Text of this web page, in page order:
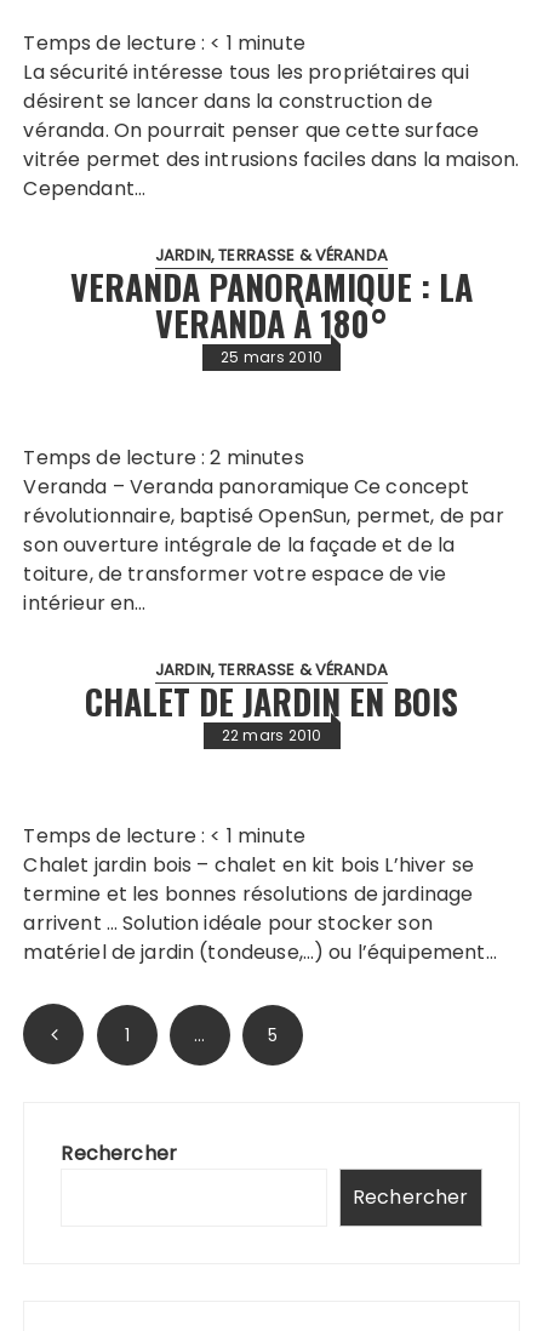
Temps de lecture : < 1 minute
La sécurité intéresse tous les propriétaires qui
désirent se lancer dans la construction de
véranda. On pourrait penser que cette surface
vitrée permet des intrusions faciles dans la maison.
Cependant…
JARDIN, TERRASSE & VÉRANDA
VERANDA PANORAMIQUE : LA
VERANDA À 180°
25 mars 2010
Temps de lecture :2 minutes
Veranda – Veranda panoramique Ce concept
révolutionnaire, baptisé OpenSun, permet, de par
son ouverture intégrale de la façade et de la
toiture, de transformer votre espace de vie
intérieur en…
JARDIN, TERRASSE & VÉRANDA
CHALET DE JARDIN EN BOIS
22 mars 2010
Temps de lecture : < 1 minute
Chalet jardin bois – chalet en kit bois L’hiver se
termine et les bonnes résolutions de jardinage
arrivent … Solution idéale pour stocker son
matériel de jardin (tondeuse,…) ou l’équipement…
Pagination
des 1 … 5
Rechercher
Rechercher